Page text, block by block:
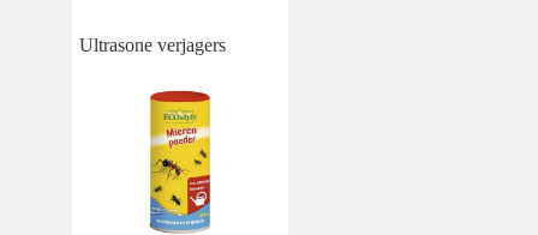
Ultrasone verjagers